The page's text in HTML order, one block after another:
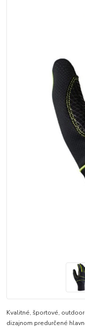
Kvalitné, športové,
dizajnom predurčené